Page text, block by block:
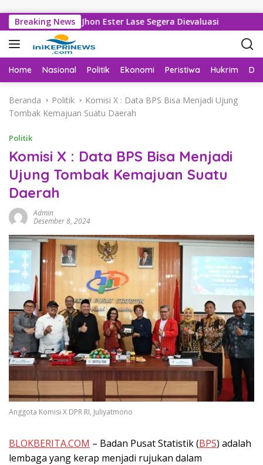
Breaking News
Sarankan Jhon Ester Lase Segera Dievaluasi
Home Nasional Politik Ekonomi Peristiwa Hukrim
Beranda Politik
Komisi X : Data BPS Bisa Menjadi Ujung
Tombak Kemajuan Suatu Daerah
Politik
Komisi X : Data BPS Bisa Menjadi
Ujung Tombak Kemajuan Suatu
Daerah
Admin
Desember 8, 2024
Anggota Komisi X DPR RI, Juliyatmono
BLOKBERITA.COM – Badan Pusat Statistik (BPS) adalah
lembaga yang kerap menjadi rujukan dalam